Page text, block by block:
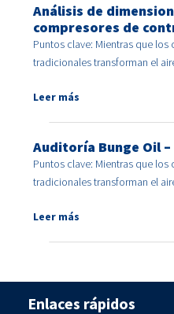
Análisis de
compresores de
Puntos clave: Mientras que
tradicionales transforman el
Leer más
Auditoría Bunge Oil –
Puntos clave: Mientras que
tradicionales transforman el
Leer más
Enlaces rápidos